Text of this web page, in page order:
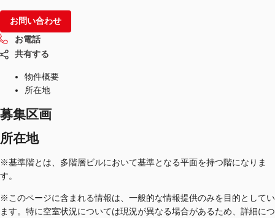
記事
仲介会社様はこちらへ
お問い合わせ
お電話
共有する
物件概要
所在地
募集区画
所在地
※基準階とは、多階層ビルにおいて基準となる平面を持つ階になりま
す。
※このページに含まれる情報は、一般的な情報提供のみを目的としてい
ます。特に空室状況については現況が異なる場合があるため、詳細につ